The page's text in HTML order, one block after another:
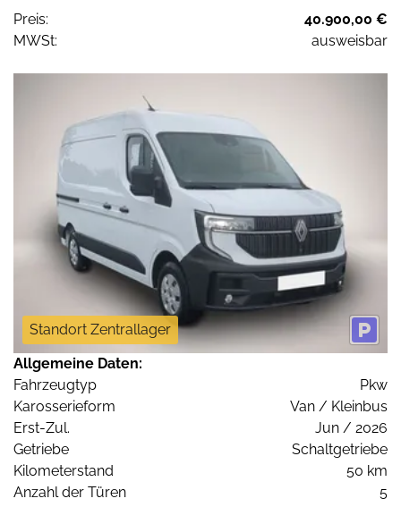
Preis:
40.900,00 €
MWSt:
ausweisbar
Standort Zentrallager
Allgemeine Daten:
Fahrzeugtyp
Pkw
Karosserieform
Van / Kleinbus
Erst-Zul.
Jun / 2026
Getriebe
Schaltgetriebe
Kilometerstand
50 km
Anzahl der Türen
5